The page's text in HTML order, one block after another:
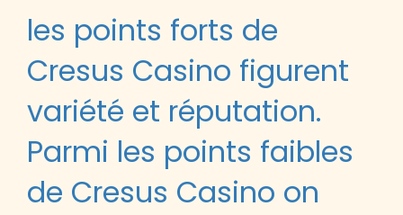
les points forts de
Cresus Casino figurent
variété et réputation.
Parmi les points faibles
de Cresus Casino on